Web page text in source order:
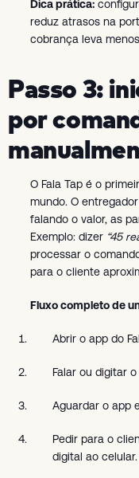
Dica prática:
reduz atrasos na
cobrança leva
Passo 3:
por
O Fala Tap é o
mundo. O
falando o valor, as
Exemplo: dizer “45
processar o
para o cliente
Fluxo completo de
Abrir o app do
Falar ou digitar
Aguardar o app
Pedir para o
digital ao celular.